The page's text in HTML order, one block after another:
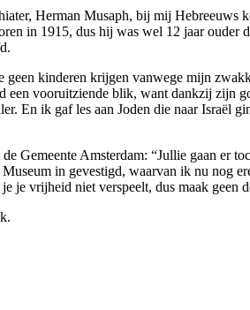
Herman Musaph, bij mij
in 1915, dus hij was wel 12 jaar
kinderen krijgen vanwege mijn
vooruitziende blik, want dankzij zijn
En ik gaf les aan Joden die naar Israël
Amsterdam: “Jullie gaan er
in gevestigd, waarvan ik nu nog
je vrijheid niet verspeelt, dus maak geen